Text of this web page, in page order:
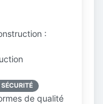
:
de qualité